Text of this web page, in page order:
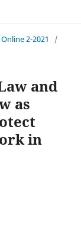
2-2021
/
and
as
in